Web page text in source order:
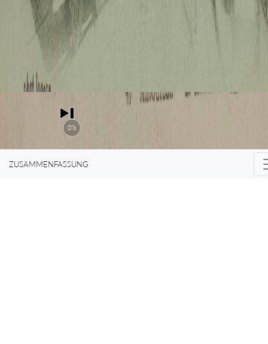
0%
Türsteher.
ZUSAMMENFASSUNG